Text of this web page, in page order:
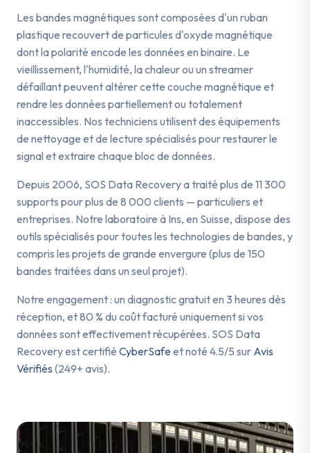
Les bandes magnétiques sont composées d'un ruban
plastique recouvert de particules d'oxyde magnétique
dont la polarité encode les données en binaire. Le
vieillissement, l'humidité, la chaleur ou un streamer
défaillant peuvent altérer cette couche magnétique et
rendre les données partiellement ou totalement
inaccessibles. Nos techniciens utilisent des équipements
de nettoyage et de lecture spécialisés pour restaurer le
signal et extraire chaque bloc de données.
Depuis 2006, SOS Data Recovery a traité plus de 11 300
supports pour plus de 8 000 clients — particuliers et
entreprises. Notre laboratoire à Ins, en Suisse, dispose des
outils spécialisés pour toutes les technologies de bandes, y
compris les projets de grande envergure (plus de 150
bandes traitées dans un seul projet).
Notre engagement : un diagnostic gratuit en 3 heures dès
réception, et 80 % du coût facturé uniquement si vos
données sont effectivement récupérées. SOS Data
Recovery est certifié CyberSafe et noté 4.5/5 sur Avis
Vérifiés (249+ avis).